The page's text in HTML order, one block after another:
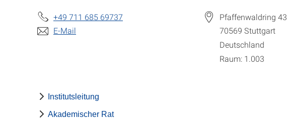
+49 711 685 69737
E-Mail
Pfaffenwaldring 43
70569 Stuttgart
Deutschland
Raum: 1.003
Institutsleitung
Akademischer Rat